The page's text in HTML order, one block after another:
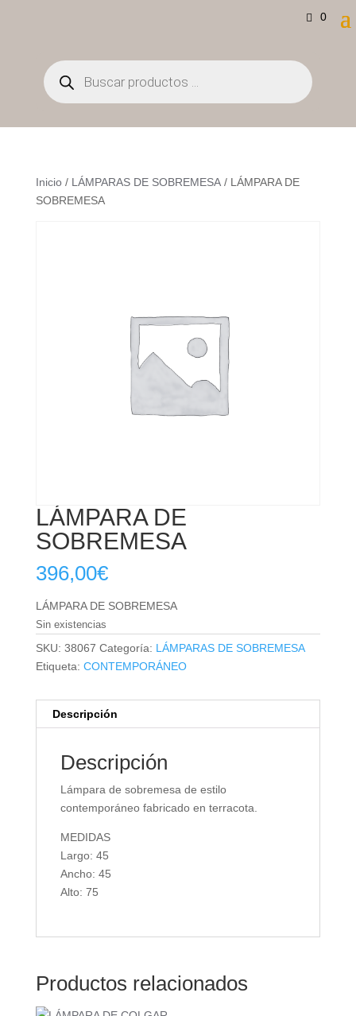
0
Búsqueda
de
productos
Inicio/ LÁMPARAS DE SOBREMESA/ LÁMPARA DE
SOBREMESA
LÁMPARA DE
SOBREMESA
396,00€
LÁMPARA DE SOBREMESA
Sin existencias
SKU: 38067 Categoría: LÁMPARAS DE SOBREMESA
Etiqueta: CONTEMPORÁNEO
Descripción
Descripción
Lámpara de sobremesa de estilo
contemporáneo fabricado en terracota.
MEDIDAS
Largo: 45
Ancho: 45
Alto: 75
Productos relacionados